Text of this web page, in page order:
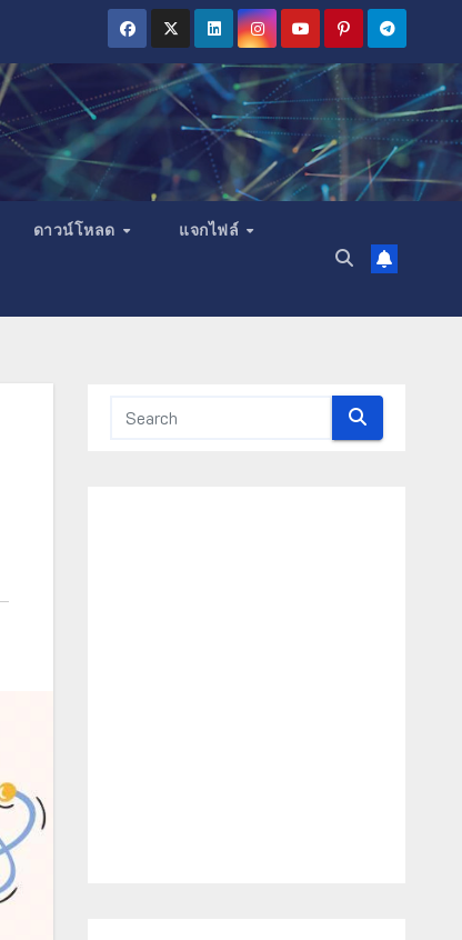
ดาวน์โหลด แจกไฟล์